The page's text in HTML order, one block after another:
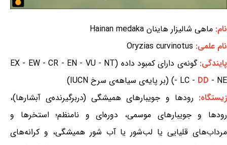
نام: ماهی شالیزار هاینان Hainan medaka
نام علمی: Oryzias curvinotus
پایندگی:
گونه‌ی دارای کمبود داده (EX - EW - CR - EN - VU - NT
- LC - DD - NE) (بر پایه‌ی سیاهه‌ی سرخ IUCN)
زیستگاه: رودها و جویبارهای همیشگی (دربرگیرنده‌ی آبشارها)،
رودها و جویبارهای موسمی، دوره‌ای و نامنظم؛ استخرها و
مرداب‌های قلیایی یا لب‌شور یا آب شور همیشگی، و کرانه‌های